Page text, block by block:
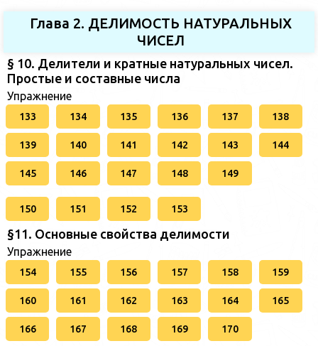
Глава 2. ДЕЛИМОСТЬ НАТУРАЛЬНЫХ
ЧИСЕЛ
§ 10. Делители и кратные натуральных чисел.
Простые и составные числа
Упражнение
133 134 135 136 137 138
139 140 141 142 143 144
145 146 147 148 149
150 151 152 153
§11. Основные свойства делимости
Упражнение
154 155 156 157 158 159
160 161 162 163 164 165
166 167 168 169 170